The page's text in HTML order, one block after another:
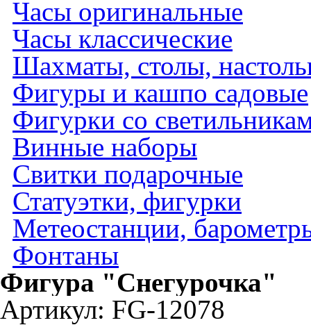
Часы оригинальные
Часы классические
Шахматы, столы,
Фигуры и кашпо садовые
Фигурки со
Винные наборы
Свитки подарочные
Статуэтки, фигурки
Метеостанции,
Фонтаны
Фигура "Снегурочка"
Артикул: FG-12078